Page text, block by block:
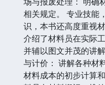
相关规定。 专业技能
识，本书还高度重视
介绍了材料员在实际
并辅以图文并茂的讲
与计价： 讲解各种材
材料成本的初步计算